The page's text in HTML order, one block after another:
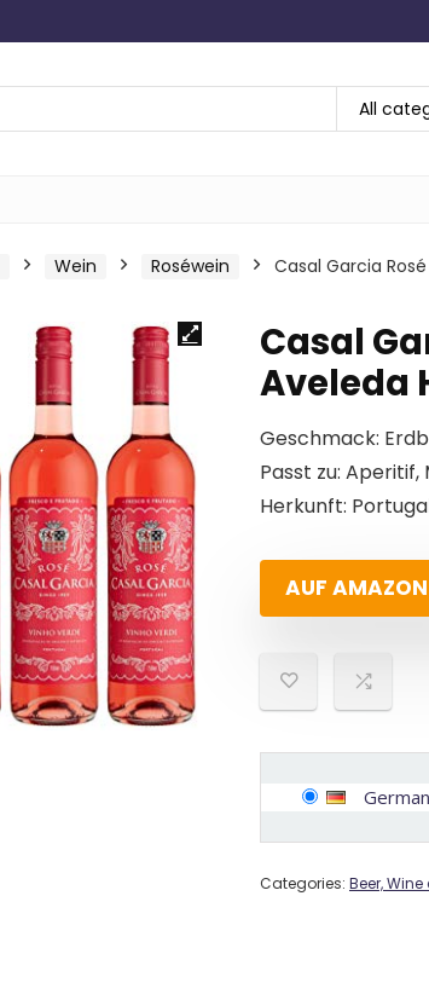
All
Wein Roséwein Casal Garcia
Casal
Aveleda
Geschmack:
Passt zu:
Herkunft:
AUF AMAZON
Categories: Beer,